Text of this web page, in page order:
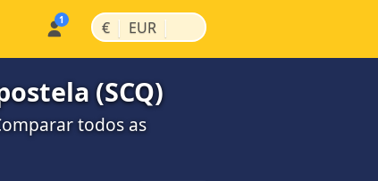
€ | EUR |
(SCQ)
todos as